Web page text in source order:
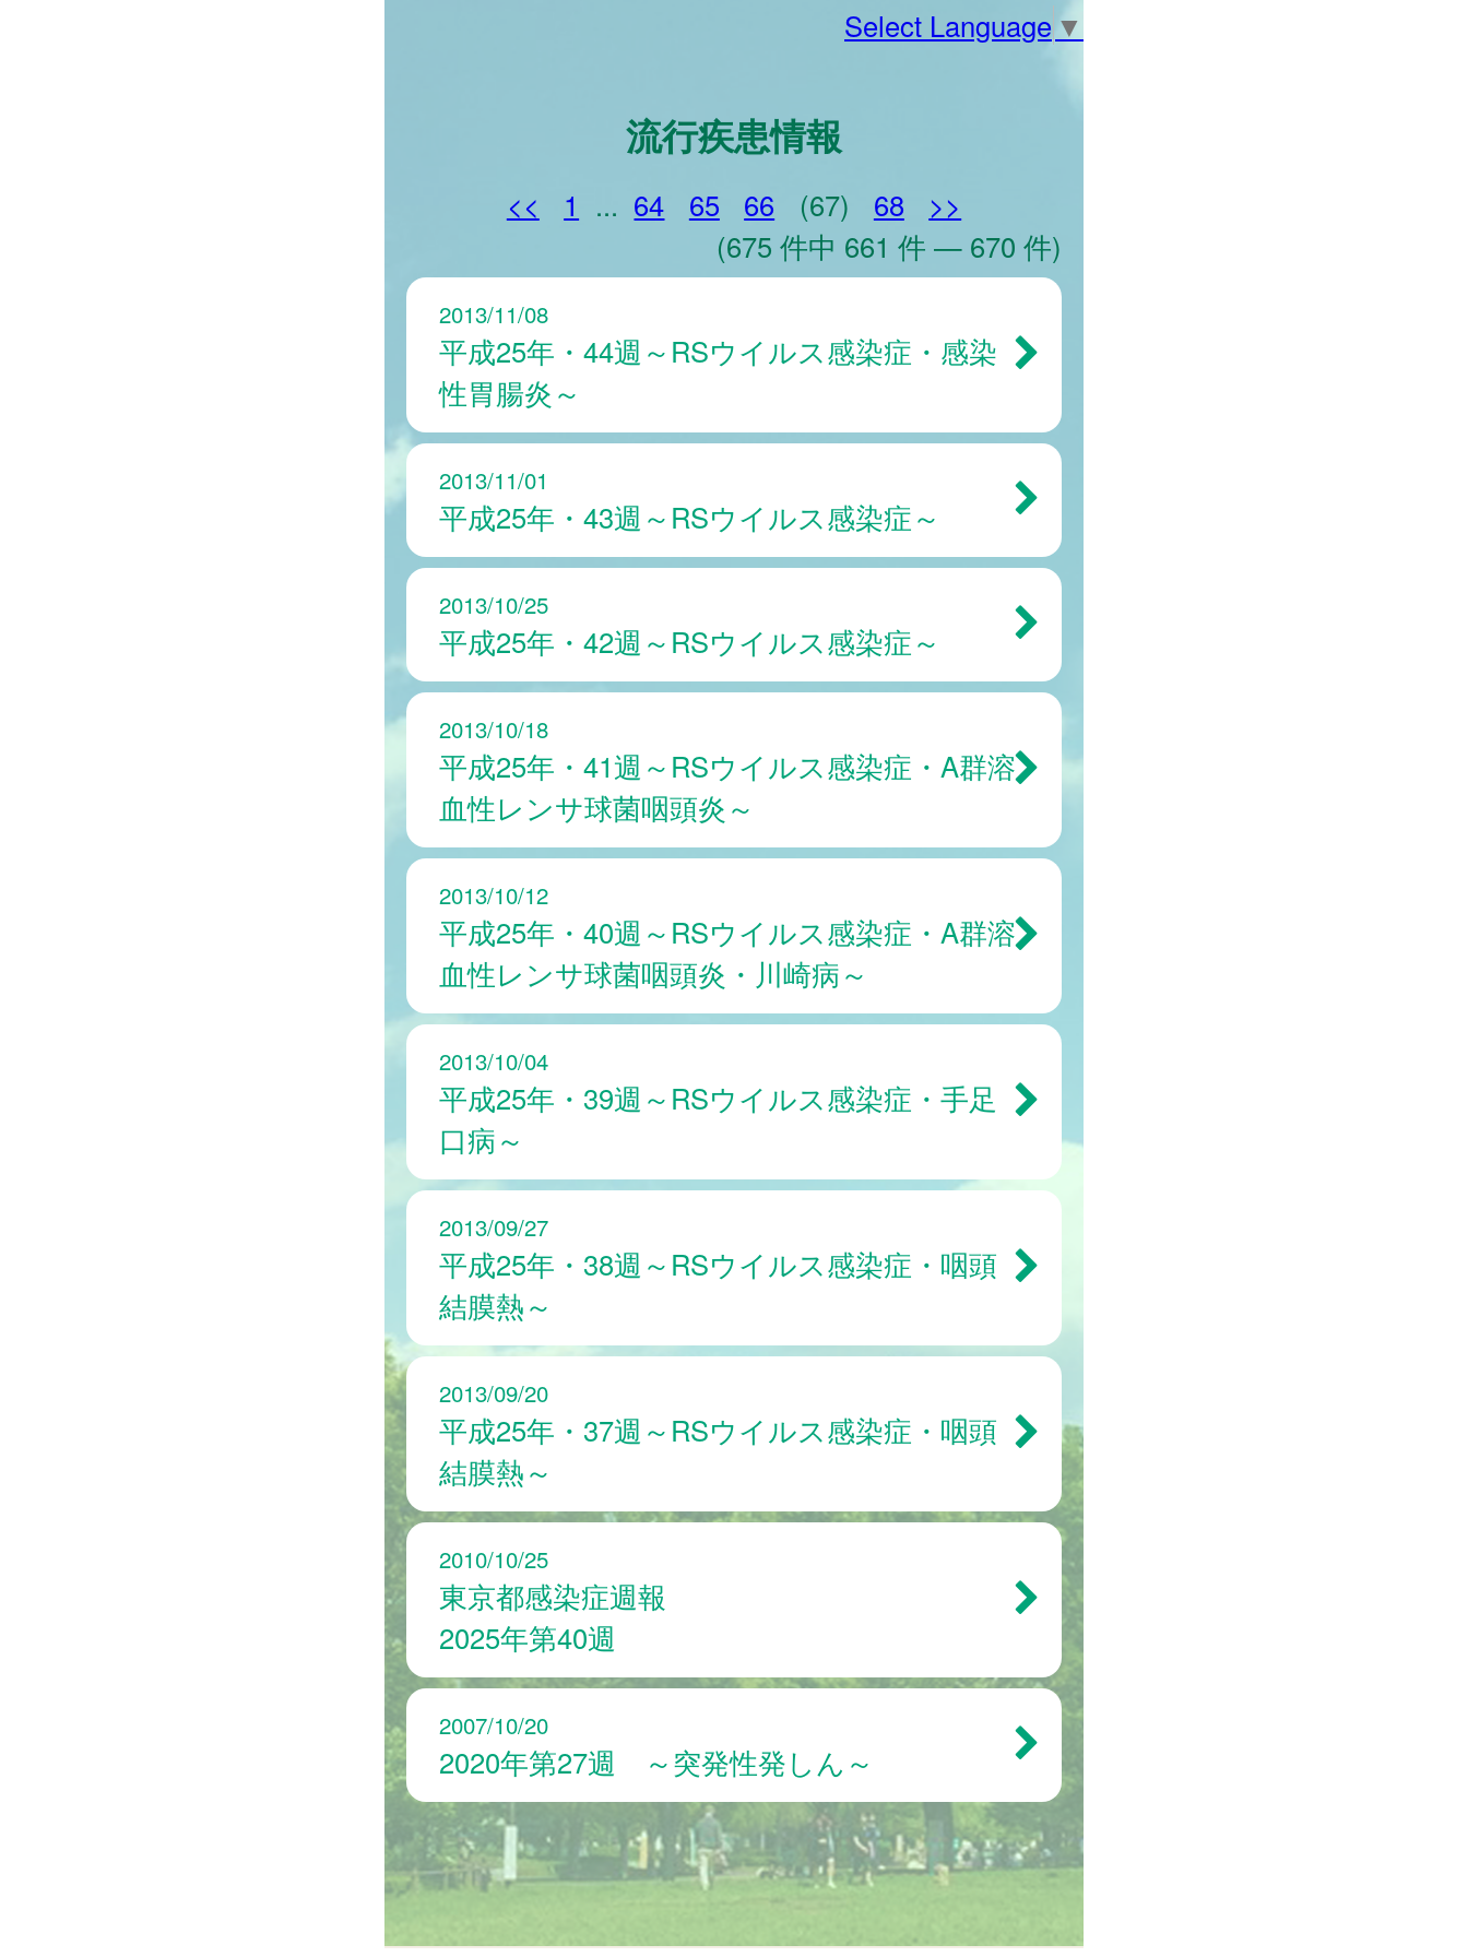
Select Language ▼
流行疾患情報
<< 1 ... 64 65 66 (67) 68
>>
(675 件中 661 件 — 670 件)
2013/11/08
平成25年・44週～RSウイルス感染症・感染
性胃腸炎～
2013/11/01
平成25年・43週～RSウイルス感染症～
2013/10/25
平成25年・42週～RSウイルス感染症～
2013/10/18
平成25年・41週～RSウイルス感染症・A群溶
血性レンサ球菌咽頭炎～
2013/10/12
平成25年・40週～RSウイルス感染症・A群溶
血性レンサ球菌咽頭炎・川崎病～
2013/10/04
平成25年・39週～RSウイルス感染症・手足
口病～
2013/09/27
平成25年・38週～RSウイルス感染症・咽頭
結膜熱～
2013/09/20
平成25年・37週～RSウイルス感染症・咽頭
結膜熱～
2010/10/25
東京都感染症週報
2025年第40週
2007/10/20
2020年第27週 ～突発性発しん～